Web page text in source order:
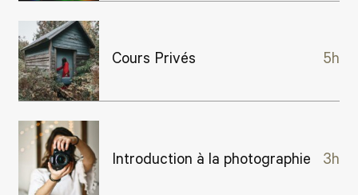
Cours Privés 5h
Introduction à la photographie 3h